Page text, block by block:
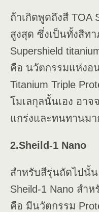
ถ้าเกิดพูดถึงสี TOA
สูงสุด ซึ่งเป็นทั้งสีท
Supershield
คือ นวัตกรรมแห่งอ
Titanium Triple
โมเลกุลนั้นเอง อา
แกร่งและทนทานมา
2.Sheild-1 Nano
สำหรับสีรุ่นถัดไปนั้
Sheild-1 Nano สำ
คือ มีนวัตกรรม